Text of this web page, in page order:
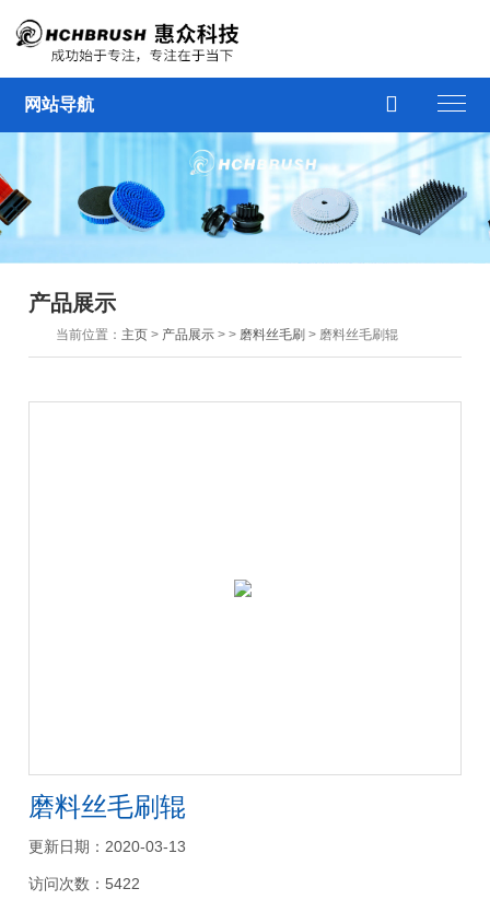
网站导航 
产品展示
当前位置： 主页 > 产品展示 > > 磨料丝毛刷 > 磨料丝毛刷辊
磨料丝毛刷辊
更新日期：2020-03-13
访问次数：5422